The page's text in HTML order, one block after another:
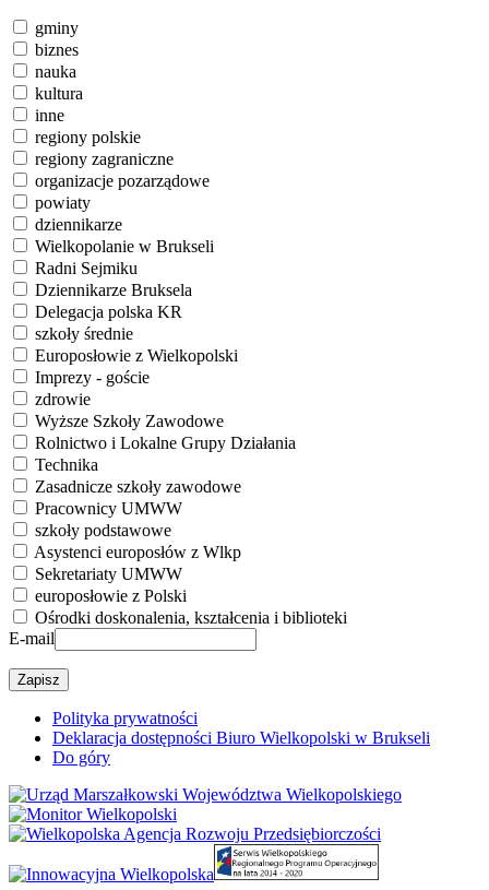
gminy
biznes
nauka
kultura
inne
regiony polskie
regiony zagraniczne
organizacje pozarządowe
powiaty
dziennikarze
Wielkopolanie w Brukseli
Radni Sejmiku
Dziennikarze Bruksela
Delegacja polska KR
szkoły średnie
Europosłowie z Wielkopolski
Imprezy - goście
zdrowie
Wyższe Szkoły Zawodowe
Rolnictwo i Lokalne Grupy Działania
Technika
Zasadnicze szkoły zawodowe
Pracownicy UMWW
szkoły podstawowe
Asystenci europosłów z Wlkp
Sekretariaty UMWW
europosłowie z Polski
Ośrodki doskonalenia, kształcenia i biblioteki
E-mail
Polityka prywatności
Deklaracja dostępności Biuro Wielkopolski w Brukseli
Do góry